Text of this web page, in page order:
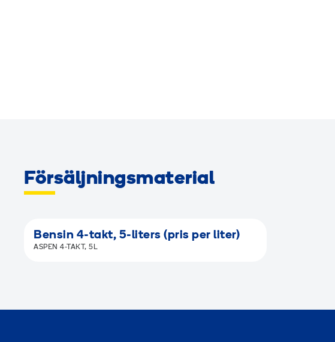
Försäljningsmaterial
Bensin 4-takt, 5-liters (pris per liter)
ASPEN 4-TAKT, 5L